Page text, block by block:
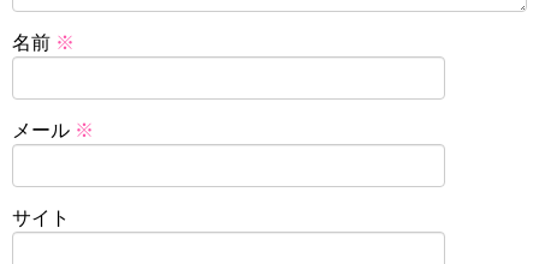
名前 ※
メール ※
サイト